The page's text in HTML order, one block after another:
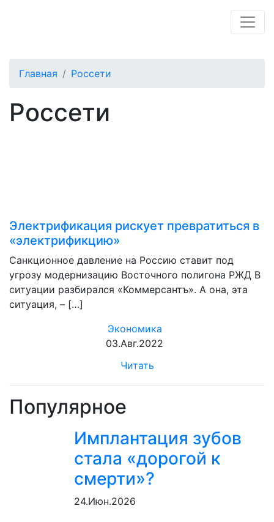
Главная Россети
Россети
Электрификация рискует превратиться в
«электрификцию»
Санкционное давление на Россию ставит под
угрозу модернизацию Восточного полигона РЖД В
ситуации разбирался «Коммерсантъ». А она, эта
ситуация, – […]
Экономика
03.Авг.2022
Читать
Популярное
Имплантация зубов
стала «дорогой к
смерти»?
24.Июн.2026